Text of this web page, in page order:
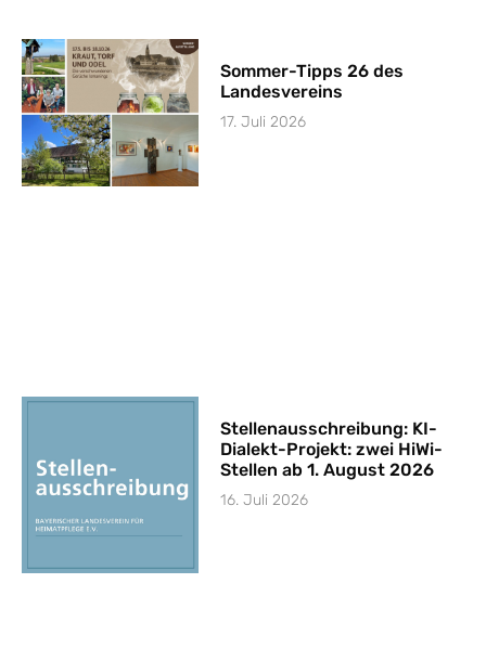
Sommer-Tipps 26 des
Landesvereins
17. Juli 2026
Stellenausschreibung: KI-
Dialekt-Projekt: zwei HiWi-
Stellen ab 1. August 2026
16. Juli 2026